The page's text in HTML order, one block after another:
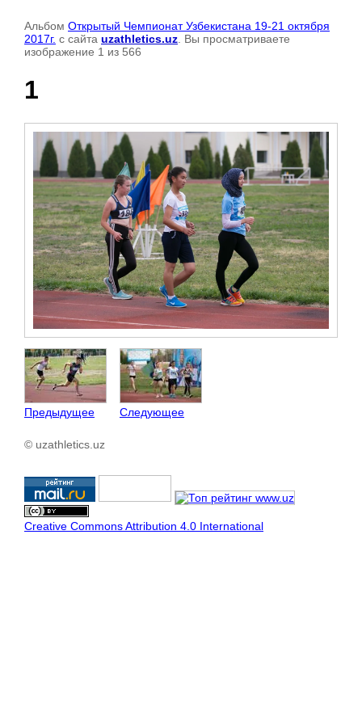
Альбом Открытый Чемпионат Узбекистана 19-21 октября
2017г. с сайта uzathletics.uz . Вы просматриваете
изображение 1 из 566
1
Предыдущее Следующее
© uzathletics.uz
Creative Commons Attribution 4.0 International